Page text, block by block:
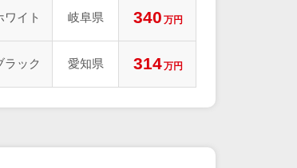
ワイト 岐阜県 340 万円
ラック 愛知県 314万円